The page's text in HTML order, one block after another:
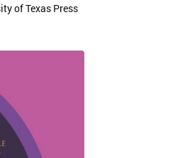
of Texas Press